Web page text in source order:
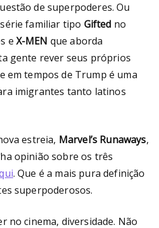
de superpoderes. Ou
familiar tipo Gifted no
e X-MEN que aborda
gente rever seus próprios
em tempos de Trump é uma
imigrantes tanto latinos
estreia, Marvel’s Runaways,
opinião sobre os três
. Que é a mais pura definição
superpoderosos.
no cinema, diversidade. Não